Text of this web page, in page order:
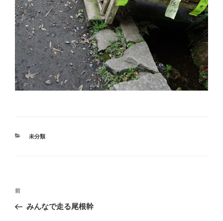
カ
未分類
投
ナ
過
去
前
みんなで走る尾根幹